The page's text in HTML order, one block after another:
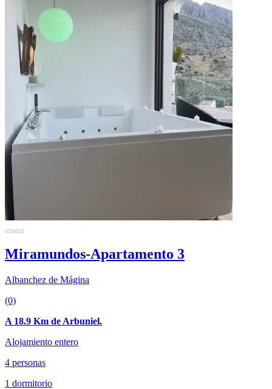
Miramundos-Apartamento 3
Albanchez de Mágina
(0)
A 18.9 Km de Arbuniel.
Alojamiento entero
4 personas
1 dormitorio